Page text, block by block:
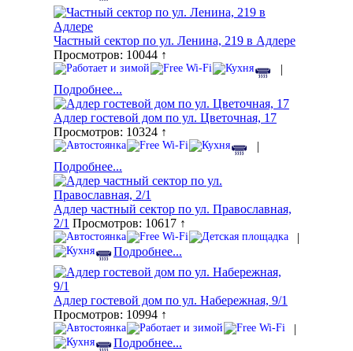
Частный сектор по ул. Ленина, 219 в Адлере
Просмотров: 10044 ↑
|
Подробнее...
Адлер гостевой дом по ул. Цветочная, 17
Просмотров: 10324 ↑
|
Подробнее...
Адлер частный сектор по ул. Православная,
2/1 Просмотров: 10617 ↑
|
Подробнее...
Адлер гостевой дом по ул. Набережная, 9/1
Просмотров: 10994 ↑
|
Подробнее...